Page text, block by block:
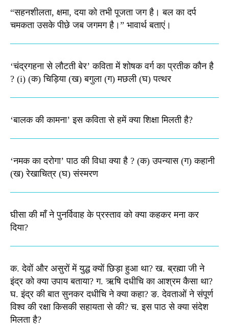
“सहनशीलता, क्षमा, दया को तभी पूजता जग है। बल का दर्प
चमकता उसके पीछे जब जगमग है।”​ भावार्थ बताएं।
‘चंद्रगहना से लौटती बेर’ कविता में शोषक वर्ग का प्रतीक कौन है
? (i) (क) चिड़िया (ख) बगुला (ग) मछली (घ) पत्थर
‘बालक की कामना’ इस कविता से हमें क्या शिक्षा मिलती है?
‘नमक का दरोगा’ पाठ की विधा क्या है ? (क) उपन्यास (ग) कहानी
(ख) रेखाचित्र (घ) संस्मरण​
घीसा की माँ ने पुनर्विवाह के प्रस्ताव को क्या कहकर मना कर
दिया?
क. देवों और असुरों में युद्ध क्यों छिड़ा हुआ था? ख. ब्रह्मा जी ने
इंद्र को क्या उपाय बताया? ग. ऋषि दधीचि का आश्रम कैसा था?
घ. इंद्र की बात सुनकर दधीचि ने क्या कहा? ङ. देवताओं ने संपूर्ण
विश्व की रक्षा किसकी सहायता से की? च. इस पाठ से क्या संदेश
मिलता है?​